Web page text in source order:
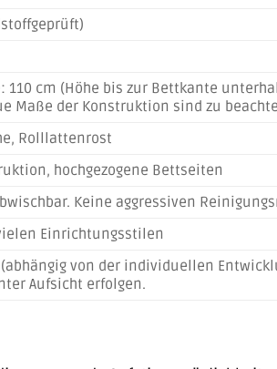
110 cm (Höhe bis zur Bettkante
Maße der Konstruktion sind zu
Rolllattenrost
hochgezogene Bettseiten
Keine aggressiven
Einrichtungsstilen
von der individuellen
Aufsicht erfolgen.